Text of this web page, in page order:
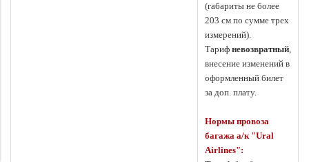
(габариты не более
203 см по сумме трех
измерений).
Тариф невозвратный,
внесение изменений в
оформленный билет
за доп. плату.
Нормы провоза
багажа а/к "Ural
Airlines":